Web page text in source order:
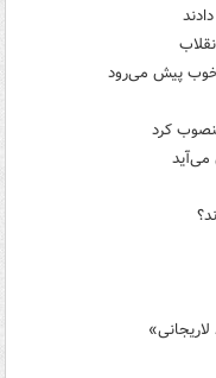
خوب پیش می‌رود
کرد
می‌آید